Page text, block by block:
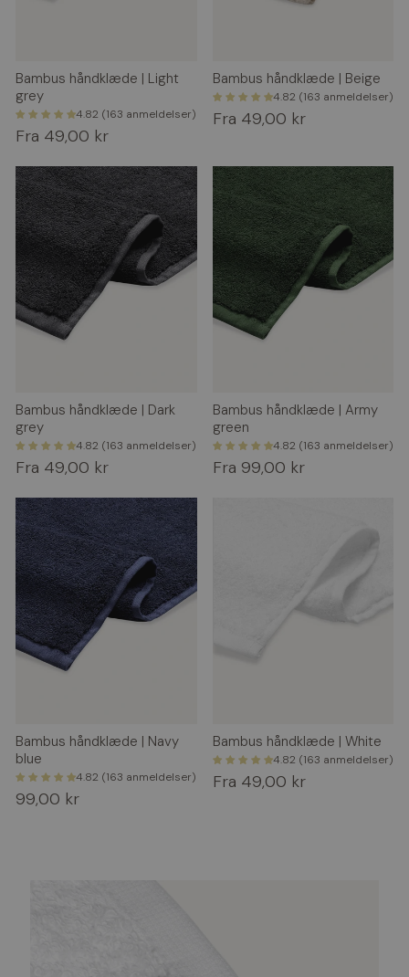
Bambus håndklæde | Light
grey
4.82 (163 anmeldelser)
Fra 49,00 kr
Bambus håndklæde | Beige
4.82 (163 anmeldelser)
Fra 49,00 kr
Bambus håndklæde | Dark
grey
4.82 (163 anmeldelser)
Fra 49,00 kr
Bambus håndklæde | Army
green
4.82 (163 anmeldelser)
Fra 99,00 kr
Bambus håndklæde | Navy
blue
4.82 (163 anmeldelser)
99,00 kr
Bambus håndklæde | White
4.82 (163 anmeldelser)
Fra 49,00 kr